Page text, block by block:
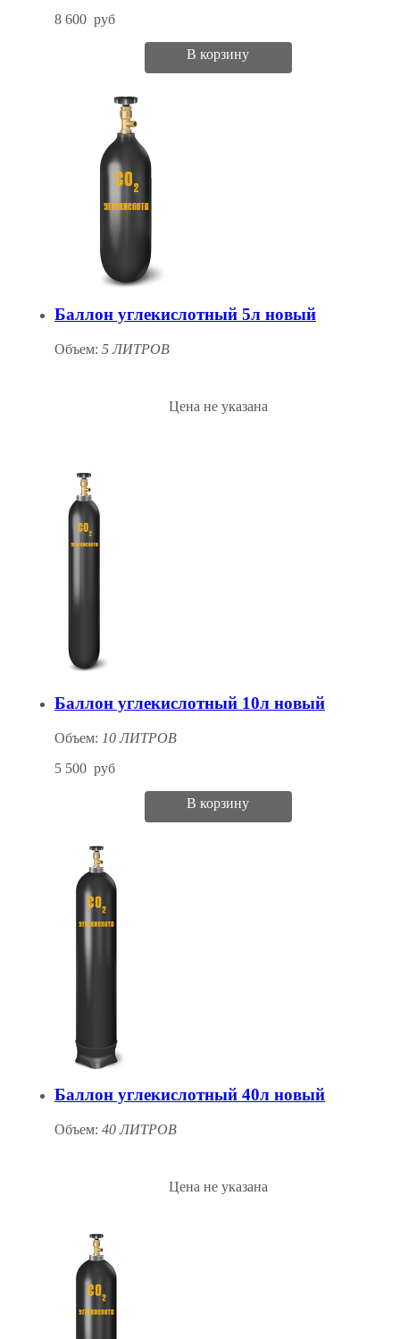
8 600 руб
В корзину
Баллон углекислотный 5л новый
Объем: 5 ЛИТРОВ
Цена не указана
Баллон углекислотный 10л новый
Объем: 10 ЛИТРОВ
5 500 руб
В корзину
Баллон углекислотный 40л новый
Объем: 40 ЛИТРОВ
Цена не указана